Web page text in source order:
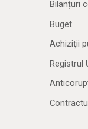
Bilanțuri
Buget
Achiziţii
Registrul